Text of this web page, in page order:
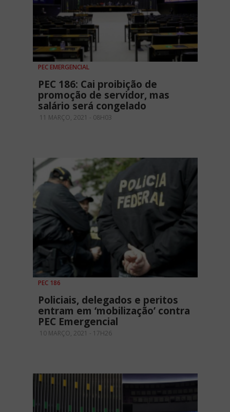
PEC EMERGENCIAL
PEC 186: Cai proibição de
promoção de servidor, mas
salário será congelado
11 MARÇO, 2021 - 08H03
PEC 186
Policiais, delegados e peritos
entram em ‘mobilização’ contra
PEC Emergencial
10 MARÇO, 2021 - 17H26